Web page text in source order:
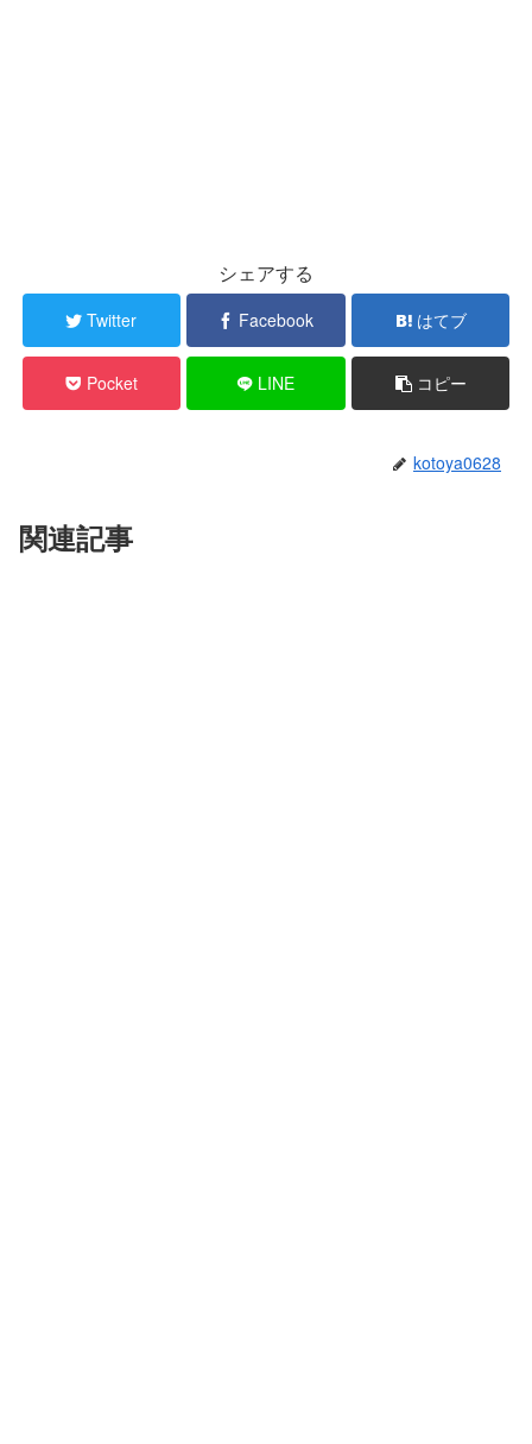
シェアする
Twitter Facebook はてブ
Pocket LINE コピー
kotoya0628
関連記事